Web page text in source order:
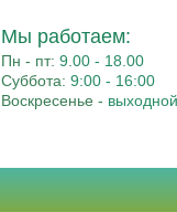
Мы работаем:
Пн - пт:9.00 - 18.00
Суббота:9:00 - 16:00
Воскресенье - выходной